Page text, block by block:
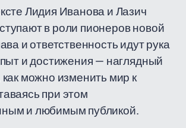
Лидия Иванова и Лазич
в роли пионеров новой
и ответственность идут рука
и достижения — наглядный
можно изменить мир к
при этом
и любимым публикой.